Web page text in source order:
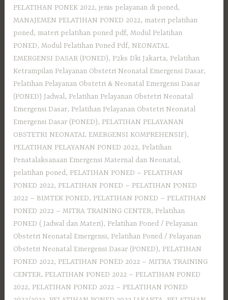
PELATIHAN PONEK 2022,jenis pelayanan di poned,
MANAJEMEN PELATIHAN PONED 2022, materi pelatihan
poned, materi pelatihan poned pdf,Modul Pelatihan
PONED,Modul Pelatihan Poned Pdf, NEONATAL
EMERGENSI DASAR (PONED), P2ks Dki Jakarta, Pelatihan
Ketrampilan Pelayanan Obstetri Neonatal Emergensi Dasar,
Pelatihan Pelayanan Obstetri & Neonatal Emergensi Dasar
(PONED) Jadwal, Pelatihan Pelayanan Obstetri Neonatal
Emergensi Dasar, Pelatihan Pelayanan Obstetri Neonatal
Emergensi Dasar (PONED), PELATIHAN PELAYANAN
OBSTETRI NEONATAL EMERGENSI KOMPREHENSIF),
PELATIHAN PELAYANAN PONED 2022, Pelatihan
Penatalaksanaan Emergensi Maternal dan Neonatal,
pelatihan poned, PELATIHAN PONED – PELATIHAN
PONED 2022, PELATIHAN PONED – PELATIHAN PONED
2022 – BIMTEK PONED, PELATIHAN PONED – PELATIHAN
PONED 2022 – MITRA TRAINING CENTER, Pelatihan
PONED ( Jadwal dan Materi), Pelatihan Poned / Pelayanan
Obstetri Neonatal Emergensi, Pelatihan Poned / Pelayanan
Obstetri Neonatal Emergensi Dasar (PONED), PELATIHAN
PONED 2022, PELATIHAN PONED 2022 – MITRA TRAINING
CENTER, PELATIHAN PONED 2022 – PELATIHAN PONED
2022, PELATIHAN PONED 2022 – PELATIHAN PONED